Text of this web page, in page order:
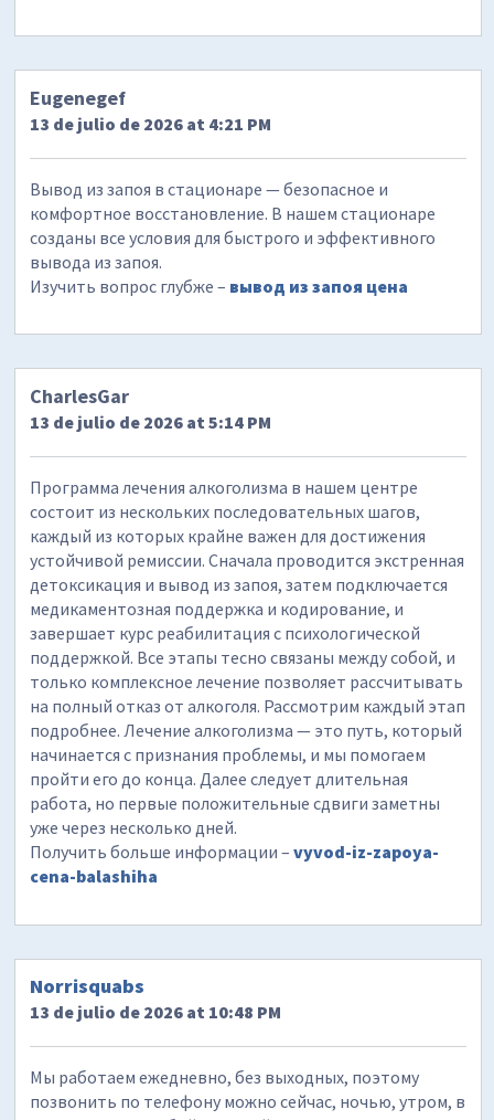
Eugenegef
13 de julio de 2026 at 4:21 PM
Вывод из запоя в стационаре — безопасное и
комфортное восстановление. В нашем стационаре
созданы все условия для быстрого и эффективного
вывода из запоя.
Изучить вопрос глубже – вывод из запоя цена
CharlesGar
13 de julio de 2026 at 5:14 PM
Программа лечения алкоголизма в нашем центре
состоит из нескольких последовательных шагов,
каждый из которых крайне важен для достижения
устойчивой ремиссии. Сначала проводится экстренная
детоксикация и вывод из запоя, затем подключается
медикаментозная поддержка и кодирование, и
завершает курс реабилитация с психологической
поддержкой. Все этапы тесно связаны между собой, и
только комплексное лечение позволяет рассчитывать
на полный отказ от алкоголя. Рассмотрим каждый этап
подробнее. Лечение алкоголизма — это путь, который
начинается с признания проблемы, и мы помогаем
пройти его до конца. Далее следует длительная
работа, но первые положительные сдвиги заметны
уже через несколько дней.
Получить больше информации –vyvod-iz-zapoya-
cena-balashiha
Norrisquabs
13 de julio de 2026 at 10:48 PM
Мы работаем ежедневно, без выходных, поэтому
позвонить по телефону можно сейчас, ночью, утром, в